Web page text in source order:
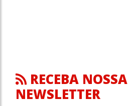
RECEBA NOSSA
NEWSLETTER